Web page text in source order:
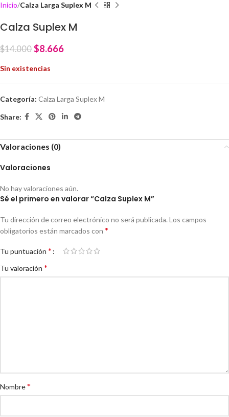
Inicio Calza Larga Suplex M
Calza Suplex M
$14.000 $8.666
Sin existencias
Categoría: Calza Larga Suplex M
Share:
Valoraciones (0)
Valoraciones
No hay valoraciones aún.
Sé el primero en valorar “Calza Suplex M”
Tu dirección de correo electrónico no será publicada. Los campos
obligatorios están marcados con *
Tu puntuación *
Tu valoración *
Nombre*